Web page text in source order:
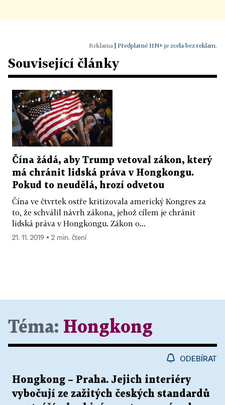
Předplatné HN+ je zcela bez reklam.
Související články
Čína žádá, aby Trump vetoval zákon, který
má chránit lidská práva v Hongkongu.
Pokud to neudělá, hrozí odvetou
Čína ve čtvrtek ostře kritizovala americký Kongres za
to, že schválil návrh zákona, jehož cílem je chránit
lidská práva v Hongkongu. Zákon o...
21. 11. 2019 ▪ 2 min. čtení
Téma: Hongkong
ODEBÍRAT
Hongkong – Praha. Jejich interiéry
vybočují ze zažitých českých standardů